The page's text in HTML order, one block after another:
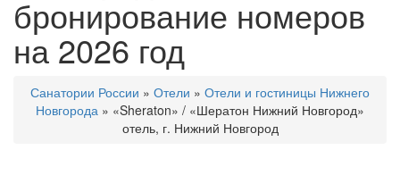
бронирование номеров
на 2026 год
Санатории России » Отели » Отели и гостиницы Нижнего
Новгорода » «Sheraton» / «Шератон Нижний Новгород»
отель, г. Нижний Новгород